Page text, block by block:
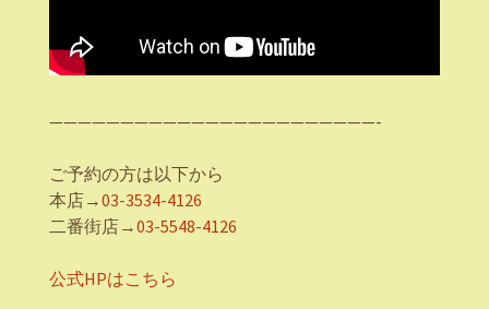
———————————————————————-
ご予約の方は以下から
本店→03-3534-4126
二番街店→03-5548-4126
公式HPはこちら